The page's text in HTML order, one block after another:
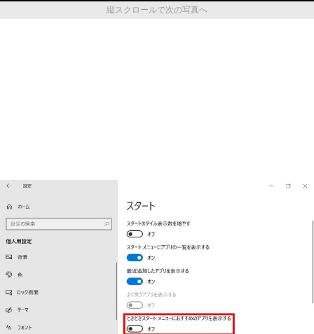
縦スクロールで次の写真へ